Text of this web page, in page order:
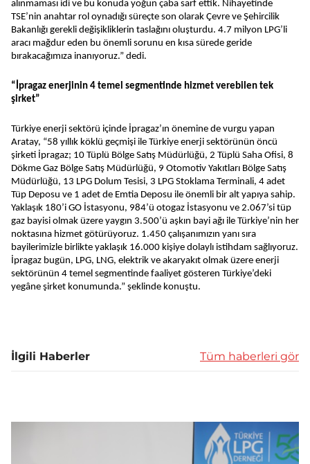
alınmaması idi ve bu konuda yoğun çaba sarf ettik. Nihayetinde
TSE’nin anahtar rol oynadığı süreçte son olarak Çevre ve Şehircilik
Bakanlığı gerekli değişikliklerin taslağını oluşturdu. 4.7 milyon LPG’li
aracı mağdur eden bu önemli sorunu en kısa sürede geride
bırakacağımıza inanıyoruz.” dedi.
“İpragaz enerjinin 4 temel segmentinde hizmet verebilen tek
şirket”
Türkiye enerji sektörü içinde İpragaz’ın önemine de vurgu yapan
Aratay, “58 yıllık köklü geçmişi ile Türkiye enerji sektörünün öncü
şirketi İpragaz; 10 Tüplü Bölge Satış Müdürlüğü, 2 Tüplü Saha Ofisi, 8
Dökme Gaz Bölge Satış Müdürlüğü, 9 Otomotiv Yakıtları Bölge Satış
Müdürlüğü, 13 LPG Dolum Tesisi, 3 LPG Stoklama Terminali, 4 adet
Tüp Deposu ve 1 adet de Emtia Deposu ile önemli bir alt yapıya sahip.
Yaklaşık 180’i GO İstasyonu, 984’ü otogaz İstasyonu ve 2.067’si tüp
gaz bayisi olmak üzere yaygın 3.500’ü aşkın bayi ağı ile Türkiye’nin her
noktasına hizmet götürüyoruz. 1.450 çalışanımızın yanı sıra
bayilerimizle birlikte yaklaşık 16.000 kişiye dolaylı istihdam sağlıyoruz.
İpragaz bugün, LPG, LNG, elektrik ve akaryakıt olmak üzere enerji
sektörünün 4 temel segmentinde faaliyet gösteren Türkiye’deki
yegâne şirket konumunda.” şeklinde konuştu.
İlgili Haberler Tüm haberleri gör